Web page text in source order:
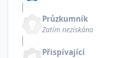
Průzkumník
Zatím nezískáno
Přispívající